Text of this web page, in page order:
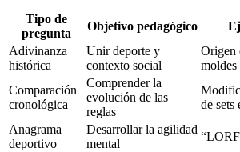
Tipo de
pregunta
Objetivo pedagógico
Adivinanza
histórica
Unir deporte y
contexto social
Origen
moldes
Comparación
cronológica
Comprender la
evolución de las
reglas
de sets
Anagrama
deportivo
Desarrollar la agilidad
mental